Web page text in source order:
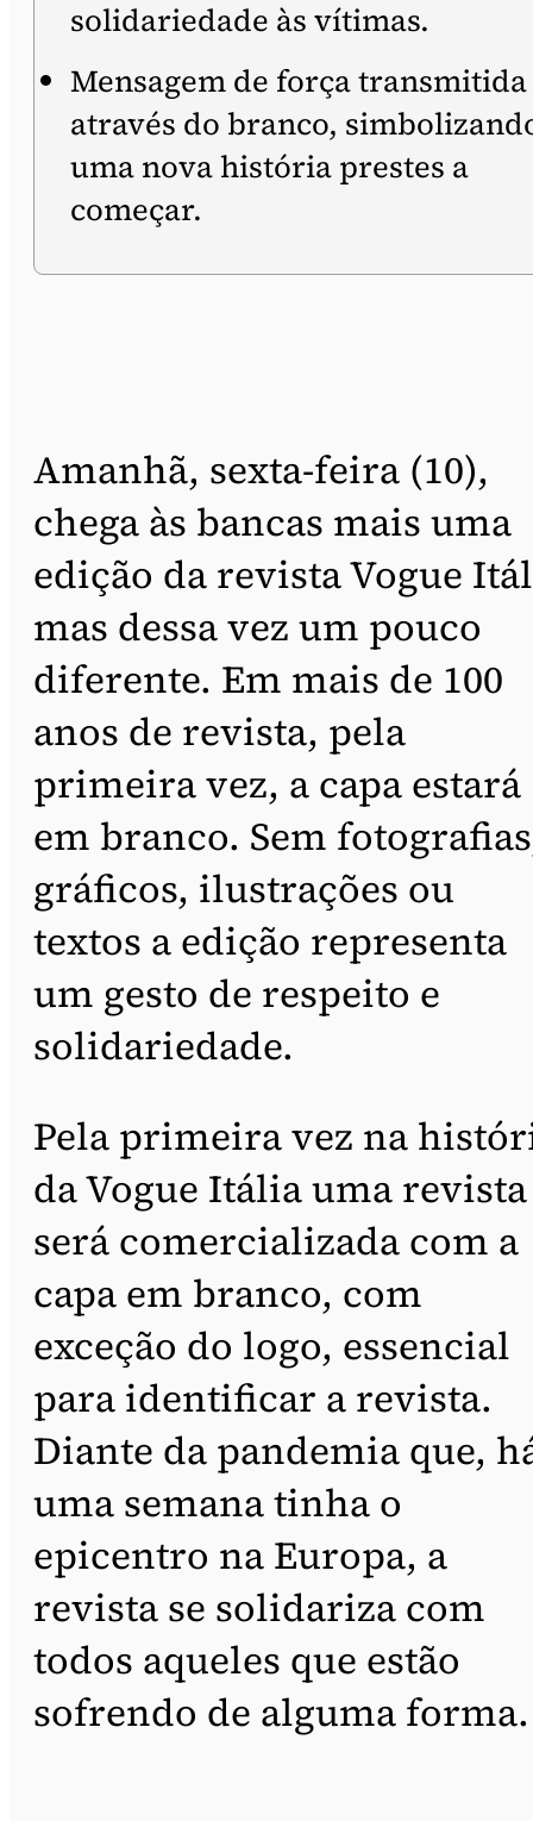
solidariedade às vítimas.
Mensagem de força transmitida
através do branco,
uma nova história prestes a
começar.
Amanhã, sexta-feira (10),
chega às bancas mais uma
edição da revista Vogue
mas dessa vez um pouco
diferente. Em mais de 100
anos de revista, pela
primeira vez, a capa estará
em branco. Sem
gráficos, ilustrações ou
textos a edição representa
um gesto de respeito e
solidariedade.
Pela primeira vez na
da Vogue Itália uma revista
será comercializada com a
capa em branco, com
exceção do logo, essencial
para identificar a revista.
Diante da pandemia que,
uma semana tinha o
epicentro na Europa, a
revista se solidariza com
todos aqueles que estão
sofrendo de alguma forma.